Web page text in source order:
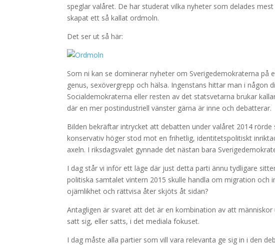
speglar valåret. De har studerat vilka nyheter som delades
skapat ett så kallat ordmoln.
Det ser ut så här:
Som ni kan se dominerar nyheter om Sverigedemokraterna
genus, sexövergrepp och hälsa. Ingenstans hittar man i
Socialdemokraterna eller resten av det statsvetarna brukar
där en mer postindustriell vänster gärna är inne och debatterar.
Bilden bekräftar intrycket att debatten under valåret 2014
konservativ höger stod mot en frihetlig, identitetspolitiskt
axeln. I riksdagsvalet gynnade det nästan bara
I dag står vi inför ett läge där just detta parti ännu tydligare
politiska samtalet vintern 2015 skulle handla om migration
ojämlikhet och rättvisa åter skjöts åt sidan?
Antagligen är svaret att det är en kombination av att
satt sig, eller satts, i det mediala fokuset.
I dag måste alla partier som vill vara relevanta ge sig in i den